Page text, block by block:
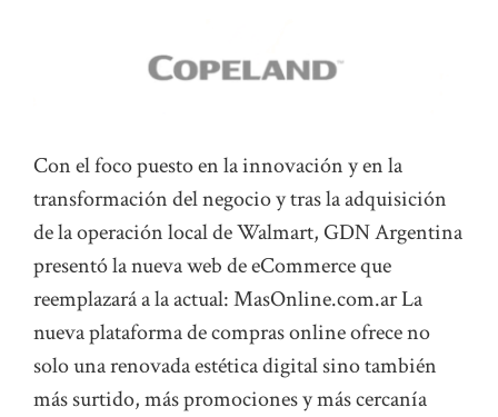
Con el foco puesto en la innovación y en la
transformación del negocio y tras la adquisición
de la operación local de Walmart, GDN Argentina
presentó la nueva web de eCommerce que
reemplazará a la actual: MasOnline.com.ar La
nueva plataforma de compras online ofrece no
solo una renovada estética digital sino también
más surtido, más promociones y más cercanía